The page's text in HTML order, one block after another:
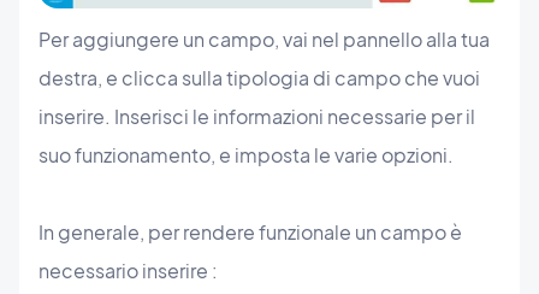
Per aggiungere un campo, vai nel pannello alla tua
destra, e clicca sulla tipologia di campo che vuoi
inserire. Inserisci le informazioni necessarie per il
suo funzionamento, e imposta le varie opzioni.
In generale, per rendere funzionale un campo è
necessario inserire :